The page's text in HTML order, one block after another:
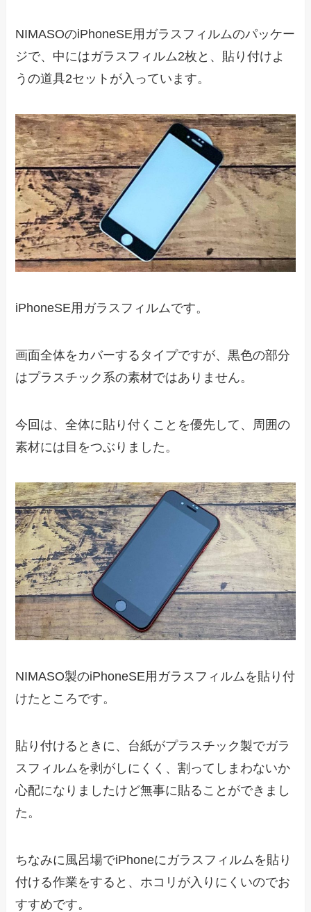
NIMASOのiPhoneSE用ガラスフィルムのパッケー
ジで、中にはガラスフィルム2枚と、貼り付けよ
うの道具2セットが入っています。
iPhoneSE用ガラスフィルムです。
画面全体をカバーするタイプですが、黒色の部分
はプラスチック系の素材ではありません。
今回は、全体に貼り付くことを優先して、周囲の
素材には目をつぶりました。
NIMASO製のiPhoneSE用ガラスフィルムを貼り付
けたところです。
貼り付けるときに、台紙がプラスチック製でガラ
スフィルムを剥がしにくく、割ってしまわないか
心配になりましたけど無事に貼ることができまし
た。
ちなみに風呂場でiPhoneにガラスフィルムを貼り
付ける作業をすると、ホコリが入りにくいのでお
すすめです。